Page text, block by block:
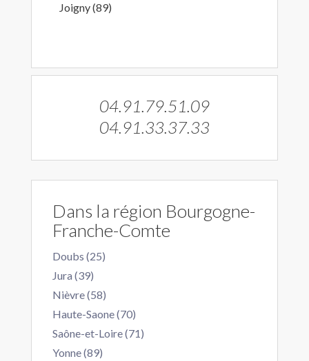
Joigny (89)
04.91.79.51.09
04.91.33.37.33
Dans la région Bourgogne-
Franche-Comte
Doubs (25)
Jura (39)
Nièvre (58)
Haute-Saone (70)
Saône-et-Loire (71)
Yonne (89)